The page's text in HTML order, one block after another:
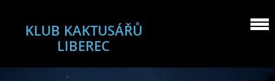
KLUB KAKTUSÁŘŮ
LIBEREC